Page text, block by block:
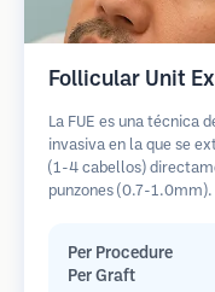
Follicular Unit
La FUE es una técnica
invasiva en la que se
(1-4 cabellos)
punzones (0.7-
en comparación con
Per Procedure
Per Graft